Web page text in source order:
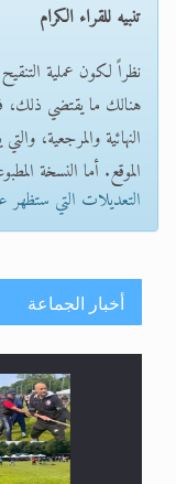
تنبيه للقراء الكرام
نظراً لكون عملية
هنالك ما يقتضي ذلك،
النهائية والمرجعية،
الموقع. أما النسخة
التعديلات التي ستظهر
أخبار الجماعة
اليوم الوطني